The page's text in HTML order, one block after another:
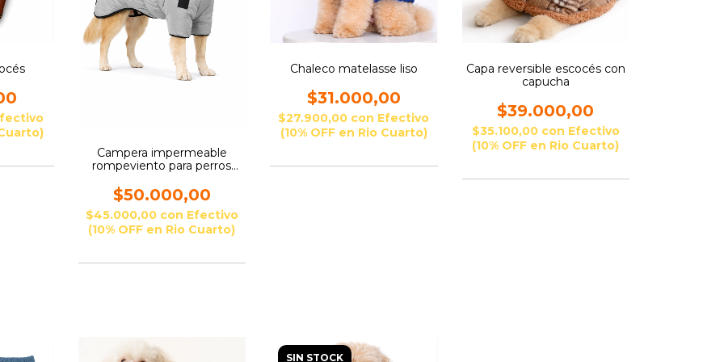
Campera impermeable
rompeviento para perros
$50.000,00
$45.000,00 con Efectivo
(10% OFF en Rio Cuarto)
Chaleco matelasse liso
$31.000,00
$27.900,00 con Efectivo
(10% OFF en Rio Cuarto)
Capa reversible escocés con
capucha
$39.000,00
$35.100,00 con Efectivo
(10% OFF en Rio Cuarto)
SIN STOCK